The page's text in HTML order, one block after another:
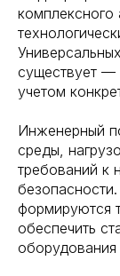
комплексного
существует —
учетом
Инженерный
среды,
требований к
формируются
обеспечить
оборудования